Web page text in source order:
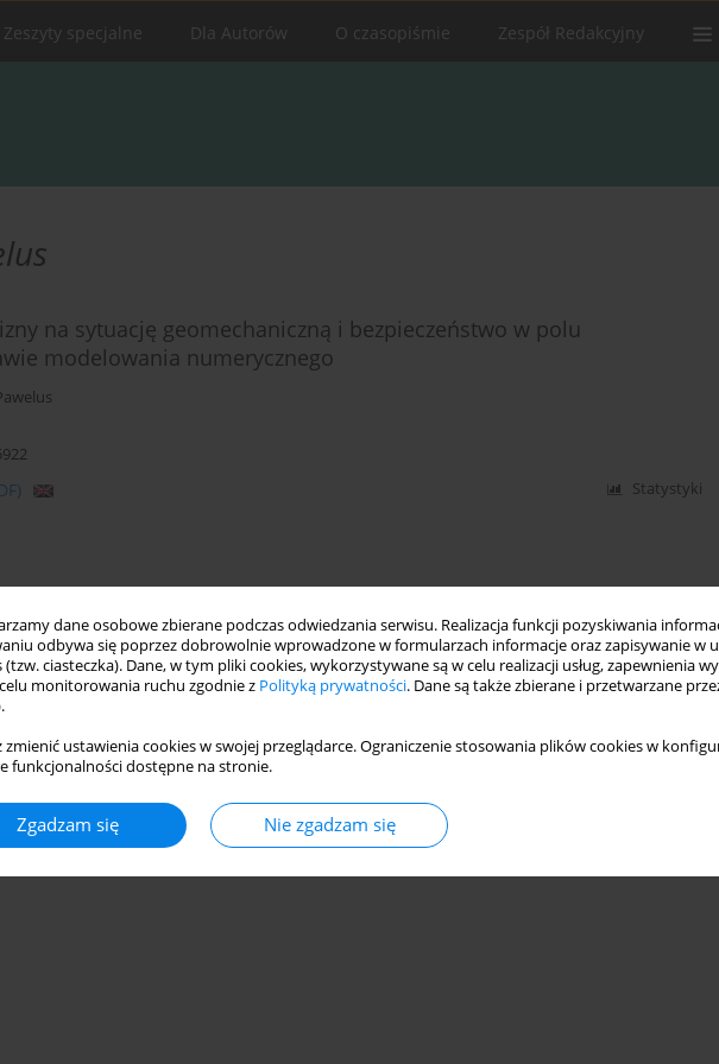
dane osobowe zbierane podczas odwiedzania serwisu. Realizacja funkcji pozyskiwania
odbywa się poprzez dobrowolnie wprowadzone w formularzach informacje oraz zapisywanie w
(tzw. ciasteczka). Dane, w tym pliki cookies, wykorzystywane są w celu realizacji usług, zapewnienia
monitorowania ruchu zgodnie z Polityką prywatności. Dane są także zbierane i przetwarzane
zmienić ustawienia cookies w swojej przeglądarce. Ograniczenie stosowania plików cookies w
funkcjonalności dostępne na stronie.
Zgadzam się Nie zgadzam się
Zeszyty specjalne Dla Autorów O czasopiśmie Zespół Redakcyjny
na sytuację geomechaniczną i bezpieczeństwo w polu
modelowania numerycznego
Statystyki